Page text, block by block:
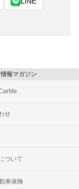
報マガジン
せ
ついて
車保険